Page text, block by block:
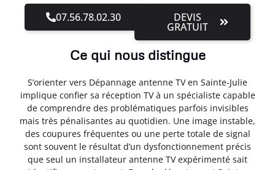
07.56.78.02.30 DEVIS
GRATUIT
Ce qui nous distingue
S’orienter vers Dépannage antenne TV en Sainte-Julie
implique confier sa réception TV à un spécialiste capable
de comprendre des problématiques parfois invisibles
mais très pénalisantes au quotidien. Une image instable,
des coupures fréquentes ou une perte totale de signal
sont souvent le résultat d’un dysfonctionnement précis
que seul un installateur antenne TV expérimenté sait